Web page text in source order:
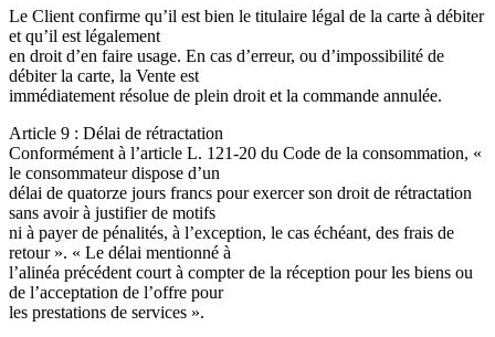
Le Client confirme qu’il est bien le titulaire légal de la carte à débiter
et qu’il est légalement
en droit d’en faire usage. En cas d’erreur, ou d’impossibilité de
débiter la carte, la Vente est
immédiatement résolue de plein droit et la commande annulée.
Article 9 : Délai de rétractation
Conformément à l’article L. 121-20 du Code de la consommation, «
le consommateur dispose d’un
délai de quatorze jours francs pour exercer son droit de rétractation
sans avoir à justifier de motifs
ni à payer de pénalités, à l’exception, le cas échéant, des frais de
retour ». « Le délai mentionné à
l’alinéa précédent court à compter de la réception pour les biens ou
de l’acceptation de l’offre pour
les prestations de services ».